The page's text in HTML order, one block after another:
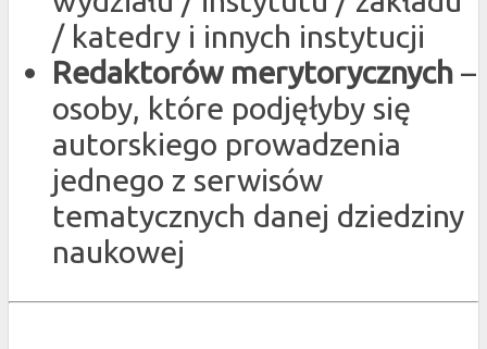
/ katedry i innych instytucji
Redaktorów merytorycznych –
osoby, które podjęłyby się
autorskiego prowadzenia
jednego z serwisów
tematycznych danej dziedziny
naukowej